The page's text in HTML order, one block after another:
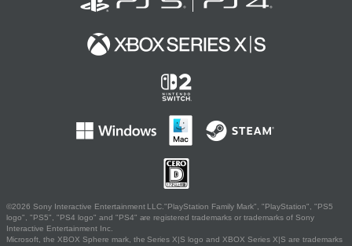
©2026 Sony Interactive Entertainment LLC."PlayStation Family Mark", "PlayStation", "PS5
logo", "PS5", "PS4 logo" and "PS4" are registered trademarks or trademarks of Sony
Interactive Entertainment Inc.
Microsoft, the XBOX Sphere mark, the Series X|S logo and XBOX Series X|S are trademarks